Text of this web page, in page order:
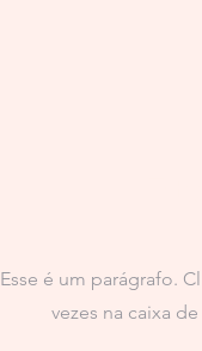
Esse é um parágrafo.
vezes na caixa